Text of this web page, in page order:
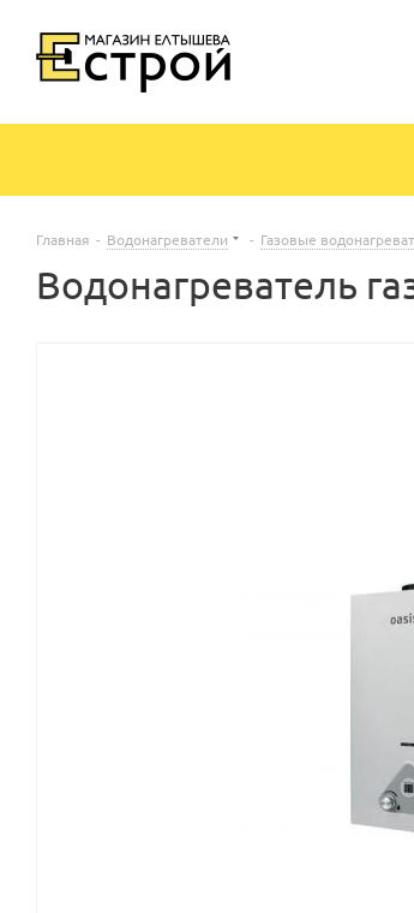
Главная - Водонагреватели - Газовые
Водонагреватель